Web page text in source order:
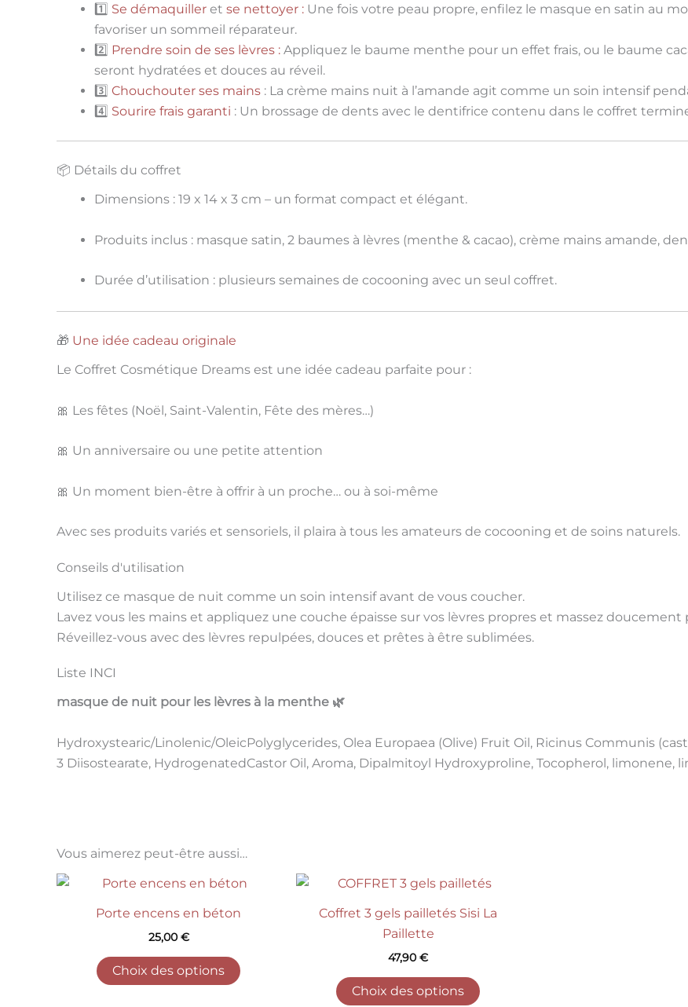
1️⃣ Se démaquiller et se nettoyer : Une fois votre peau propre, enfilez le masque en satin au
favoriser un sommeil réparateur.
2️⃣ Prendre soin de ses lèvres : Appliquez le baume menthe pour un effet frais, ou le baume
seront hydratées et douces au réveil.
3️⃣ Chouchouter ses mains : La crème mains nuit à l’amande agit comme un soin intensif
4️⃣ Sourire frais garanti : Un brossage de dents avec le dentifrice contenu dans le coffret
📦 Détails du coffret
Dimensions : 19 x 14 x 3 cm – un format compact et élégant.
Produits inclus : masque satin, 2 baumes à lèvres (menthe & cacao), crème mains amande,
Durée d’utilisation : plusieurs semaines de cocooning avec un seul coffret.
🎁 Une idée cadeau originale
Le Coffret Cosmétique Dreams est une idée cadeau parfaite pour :
🎀 Les fêtes (Noël, Saint-Valentin, Fête des mères…)
🎀 Un anniversaire ou une petite attention
🎀 Un moment bien-être à offrir à un proche… ou à soi-même
Avec ses produits variés et sensoriels, il plaira à tous les amateurs de cocooning et de soins naturels.
Conseils d'utilisation
Utilisez ce masque de nuit comme un soin intensif avant de vous coucher.
Lavez vous les mains et appliquez une couche épaisse sur vos lèvres propres et massez
Réveillez-vous avec des lèvres repulpées, douces et prêtes à être sublimées.
Liste INCI
masque de nuit pour les lèvres à la menthe 🌿
Hydroxystearic/Linolenic/OleicPolyglycerides, Olea Europaea (Olive) Fruit Oil, Ricinus Communis
3 Diisostearate, HydrogenatedCastor Oil, Aroma, Dipalmitoyl Hydroxyproline, Tocopherol, limonene,
Vous aimerez peut-être aussi…
Porte encens en béton
25,00€
Choix des options
Ce
variations.
Coffret 3 gels pailletés Sisi La
Paillette
47,90€
Choix des options
Ce
Les